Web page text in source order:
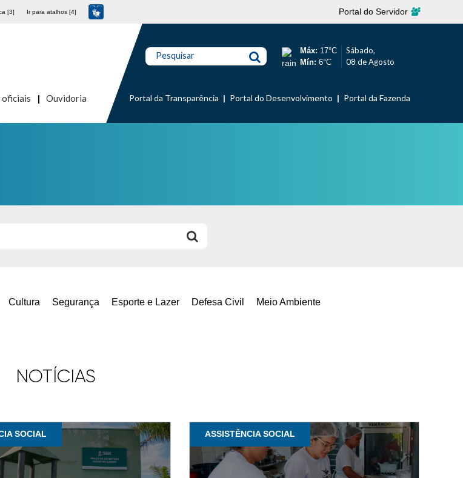
[3] Ir para atalhos [4] Portal do Servidor
oficiais Ouvidoria
Pesquisar Máx: 17°C
Mín: 6°C
Sábado,
08 de Agosto
Portal da Transparência Portal do Desenvolvimento Portal da Fazenda
Cultura Segurança Esporte e Lazer Defesa Civil Meio Ambiente
NOTÍCIAS
SOCIAL ASSISTÊNCIA SOCIAL